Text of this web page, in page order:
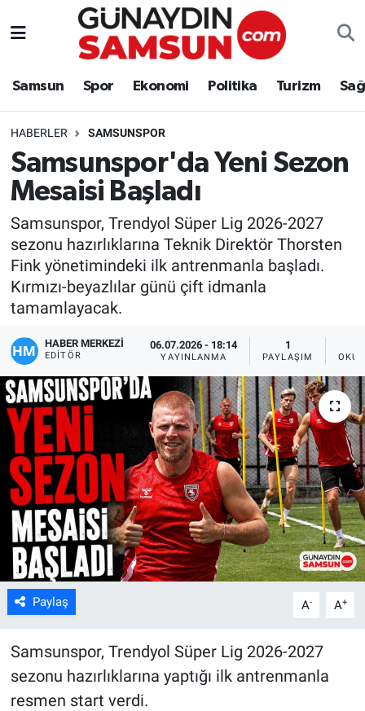
Samsun Spor Ekonomi Politika Turizm
HABERLER SAMSUNSPOR
Samsunspor'da Yeni Sezon
Mesaisi Başladı
Samsunspor, Trendyol Süper Lig 2026-2027
sezonu hazırlıklarına Teknik Direktör Thorsten
Fink yönetimindeki ilk antrenmanla başladı.
Kırmızı-beyazlılar günü çift idmanla
tamamlayacak.
HABER MERKEZİ
EDITÖR
06.07.2026 - 18:14
YAYINLANMA
1
PAYLAŞIM
Paylaş A- A+
Samsunspor, Trendyol Süper Lig 2026-2027
sezonu hazırlıklarına yaptığı ilk antrenmanla
resmen start verdi.
Samsun
Politika
Turizm
Sağlık
Eğitim
Yaşam
Kültür Sanat
Bilim ve Teknoloji
Genel
Nöbetçi Eczaneler
Süper Lig Puan Durumu ve Fikstür
Tüm Manşetler
Son Dakika Haberleri
Haber Arşivi